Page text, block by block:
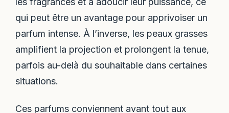
qui peut être un avantage pour apprivoiser un
parfum intense. À l’inverse, les peaux grasses
amplifient la projection et prolongent la tenue,
parfois au-delà du souhaitable dans certaines
situations.
Ces parfums conviennent avant tout aux